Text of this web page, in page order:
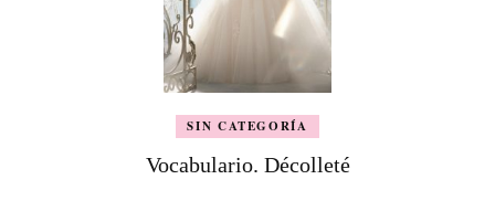
SIN CATEGORÍA
Vocabulario. Décolleté